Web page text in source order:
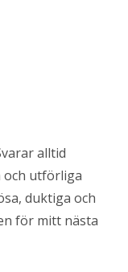
alltid
och utförliga
duktiga och
för mitt nästa